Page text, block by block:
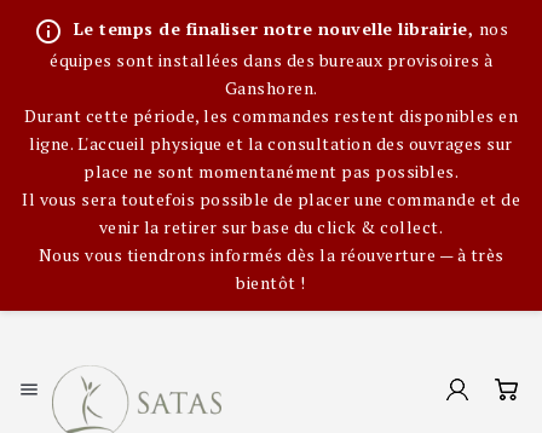
info_outline Le temps de finaliser notre nouvelle librairie, nos
équipes sont installées dans des bureaux provisoires à
Ganshoren.
Durant cette période, les commandes restent disponibles en
ligne. L'accueil physique et la consultation des ouvrages sur
place ne sont momentanément pas possibles.
Il vous sera toutefois possible de placer une commande et de
venir la retirer sur base du click & collect.
Nous vous tiendrons informés dès la réouverture — à très
bientôt !
